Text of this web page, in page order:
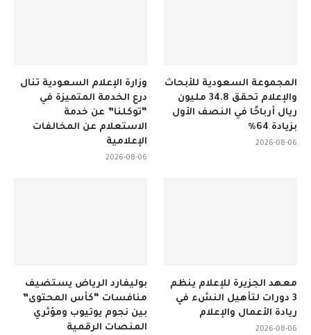
وزارة الإعلام السعودية تنال
درع الخدمة المتميزة في
“توكلنا” عن خدمة
الاستعلام عن المخالفات
الإعلامية
2026-08-06
المجموعة السعودية للأبحاث
والإعلام تحقق 34.8 مليون
ريال أرباحًا في النصف الأول
بزيادة 64%
2026-08-06
بوليفارد الرياض يستضيف
منافسات “كأس المحتوى”
بين نجوم يوتيوب ومؤثري
المنصات الرقمية
معهد الجزيرة للإعلام ينظم
3 دورات لتأهيل النشء في
ريادة الأعمال والإعلام
2026-08-06